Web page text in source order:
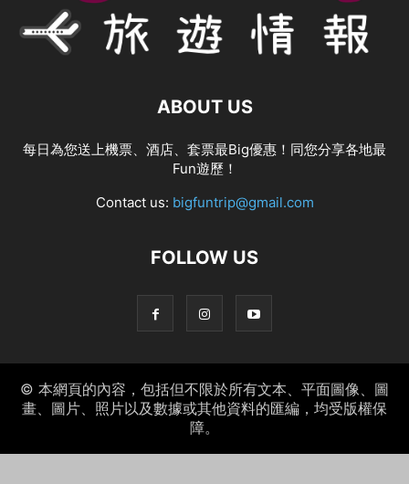
ABOUT US
每日為您送上機票、酒店、套票最Big優惠！同您分享各地最
Fun遊歷！
Contact us: bigfuntrip@gmail.com
FOLLOW US
© 本網頁的內容，包括但不限於所有文本、平面圖像、圖
畫、圖片、照片以及數據或其他資料的匯編，均受版權保
障。